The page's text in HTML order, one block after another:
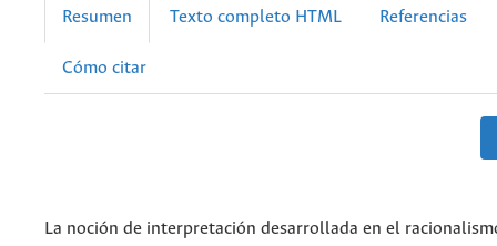
Resumen Texto completo HTML Referencias
Cómo citar
La noción de interpretación desarrollada en el